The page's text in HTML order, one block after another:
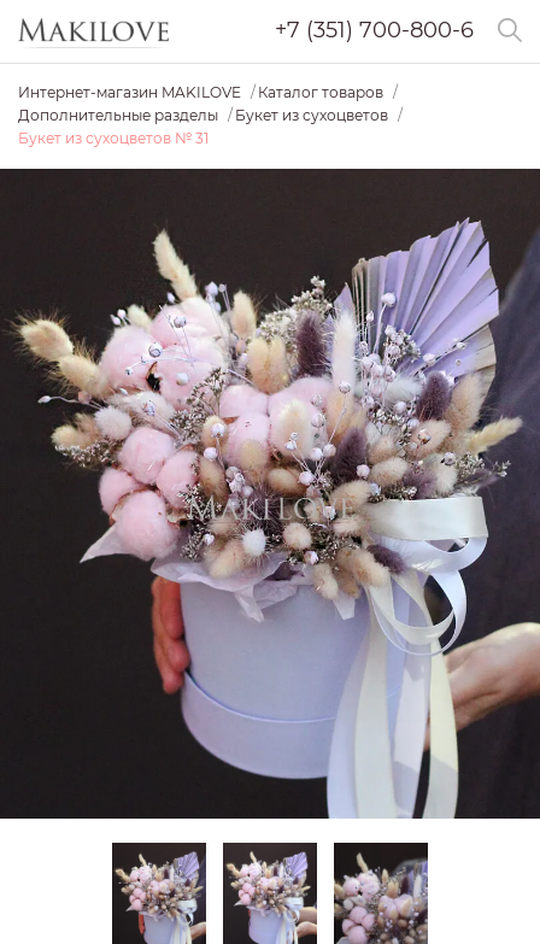
+7 (351) 700-800-6
Интернет-магазин MAKILOVE
Каталог товаров
Дополнительные разделы
Букет из сухоцветов
Букет из сухоцветов № 31